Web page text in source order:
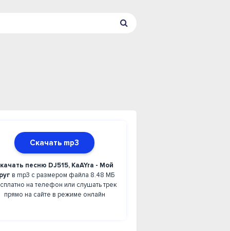
Скачать mp3
песню DJ515, KaAYra - Мой
в mp3 с размером файла 8.48 МБ
на телефон или слушать трек
прямо на сайте в режиме онлайн